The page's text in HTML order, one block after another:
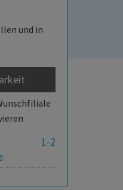
und in
1-2